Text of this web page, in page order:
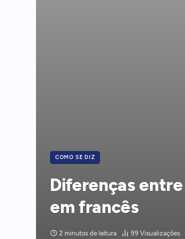
COMO SE DIZ
Diferenças entre
em francês
2 minutos de leitura 99 Visualizações